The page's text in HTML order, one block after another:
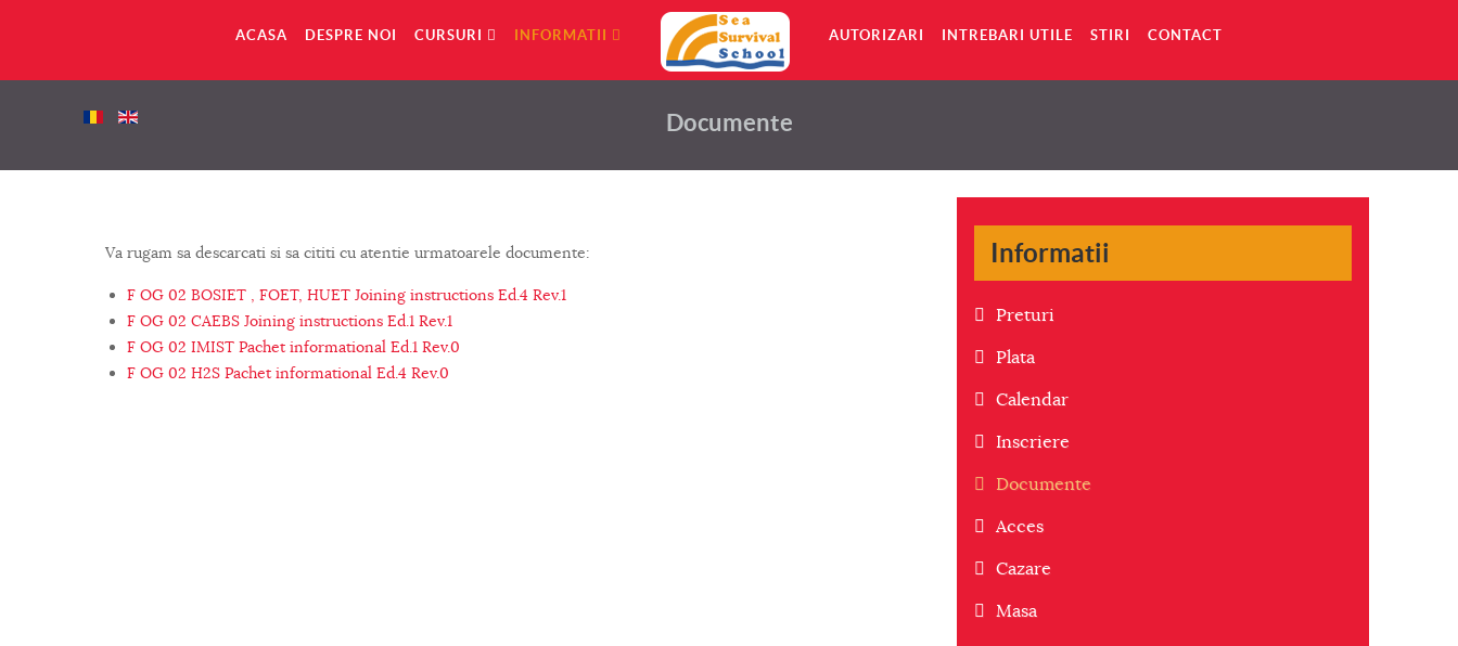
ACASA DESPRE NOI CURSURI INFORMATII AUTORIZARI INTREBARI UTILE STIRI CONTACT
Documente
Va rugam sa descarcati si sa cititi cu atentie urmatoarele documente:
F OG 02 BOSIET , FOET, HUET Joining instructions Ed.4 Rev.1
F OG 02 CAEBS Joining instructions Ed.1 Rev.1
F OG 02 IMIST Pachet informational Ed.1 Rev.0
F OG 02 H2S Pachet informational Ed.4 Rev.0
Informatii
Preturi
Plata
Calendar
Inscriere
Documente
Acces
Cazare
Masa